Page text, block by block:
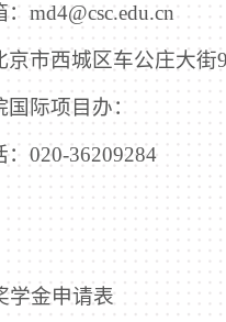
md4@csc.edu.cn
京市西城区车公庄大街
际项目办：
：020-36209284
学金申请表